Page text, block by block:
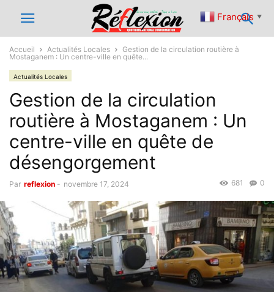
Accueil Actualités Locales
Gestion de la circulation routière à
Mostaganem : Un centre-ville en quête...
Actualités Locales
Gestion de la circulation
routière à Mostaganem : Un
centre-ville en quête de
désengorgement
Par reflexion - novembre 17, 2024 0
681
Français ▼